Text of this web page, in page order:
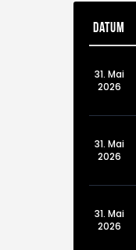
Datum
31. Mai
2026
31. Mai
2026
31. Mai
2026